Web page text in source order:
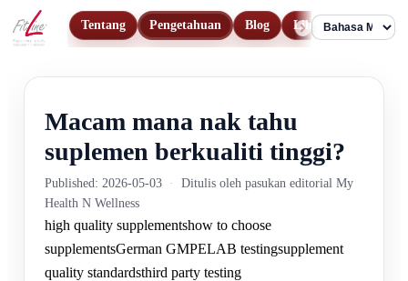
Tentang Pengetahuan Blog Lihat Produk
Language
Macam mana nak tahu
suplemen berkualiti tinggi?
Published: 2026-05-03 ·
Ditulis oleh pasukan editorial My
Health N Wellness
high quality supplementshow to choose
supplementsGerman GMPELAB testingsupplement
quality standardsthird party testing